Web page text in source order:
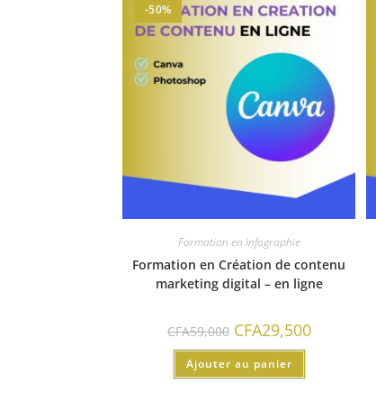
-50%
Formation en Infographie
Formation en Création de contenu
marketing digital – en ligne
CFA59,000 CFA29,500
Ajouter au panier